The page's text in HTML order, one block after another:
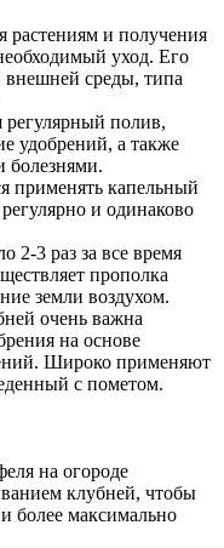
растениям и получения
уход. Его
внешней среды, типа
регулярный полив,
удобрений, а также
болезнями.
применять капельный
и одинаково
2-3 раз за все время
прополка
земли воздухом.
очень важна
на основе
Широко применяют
с пометом.
на огороде
клубней, чтобы
более максимально